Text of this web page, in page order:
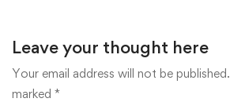
Leave your thought here
Your email address will not be published.
marked *